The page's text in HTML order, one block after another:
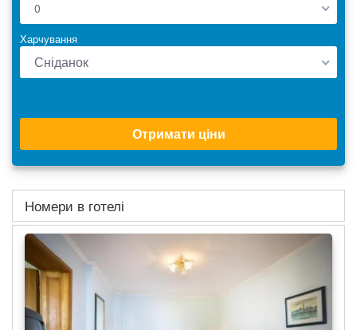
0
Харчування
Сніданок
Отримати ціни
Номери в готелі